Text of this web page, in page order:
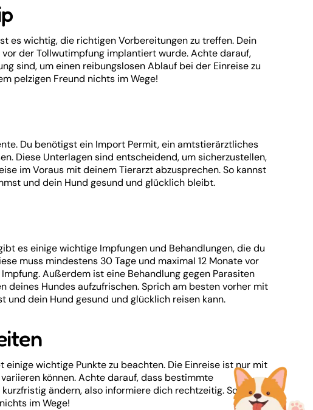
es wichtig, die richtigen Vorbereitungen zu treffen. Dein
der Tollwutimpfung implantiert wurde. Achte darauf,
sind, um einen reibungslosen Ablauf bei der Einreise zu
pelzigen Freund nichts im Wege!
Du benötigst ein Import Permit, ein amtstierärztliches
Diese Unterlagen sind entscheidend, um sicherzustellen,
im Voraus mit deinem Tierarzt abzusprechen. So kannst
und dein Hund gesund und glücklich bleibt.
es einige wichtige Impfungen und Behandlungen, die du
muss mindestens 30 Tage und maximal 12 Monate vor
Außerdem ist eine Behandlung gegen Parasiten
deines Hundes aufzufrischen. Sprich am besten vorher mit
und dein Hund gesund und glücklich reisen kann.
wichtige Punkte zu beachten. Die Einreise ist nur mit
können. Achte darauf, dass bestimmte
ändern, also informiere dich rechtzeitig. So steht
im Wege!